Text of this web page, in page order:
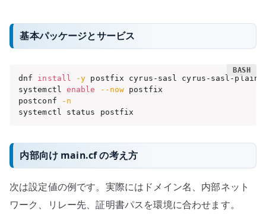
基本パッケージとサービス
dnf install -y postfix cyrus-sasl cyrus-sasl-plain
systemctl enable --now postfix
postconf
-n
systemctl status postfix
内部向け main.cf の考え方
次は設定値の例です。実際にはドメイン名、内部ネット
ワーク、リレー先、証明書パスを環境に合わせます。